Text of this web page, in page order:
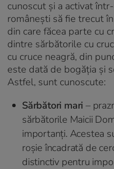
cunoscut și a activat
românești să fie trecut
din care făcea parte cu
dintre sărbătorile cu
cu cruce neagră, din
este dată de bogăția și
Astfel, sunt cunoscute:
Sărbători mari –
sărbătorile Maicii
importanți. Acestea
roșie încadrată de
distinctiv pentru